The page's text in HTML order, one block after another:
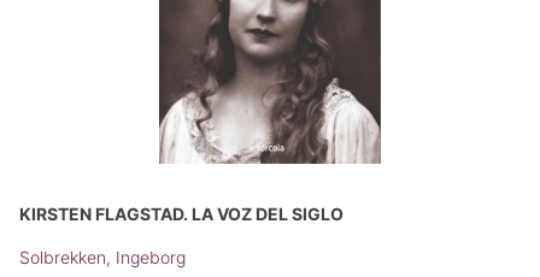
KIRSTEN FLAGSTAD. LA VOZ DEL SIGLO
Solbrekken, Ingeborg